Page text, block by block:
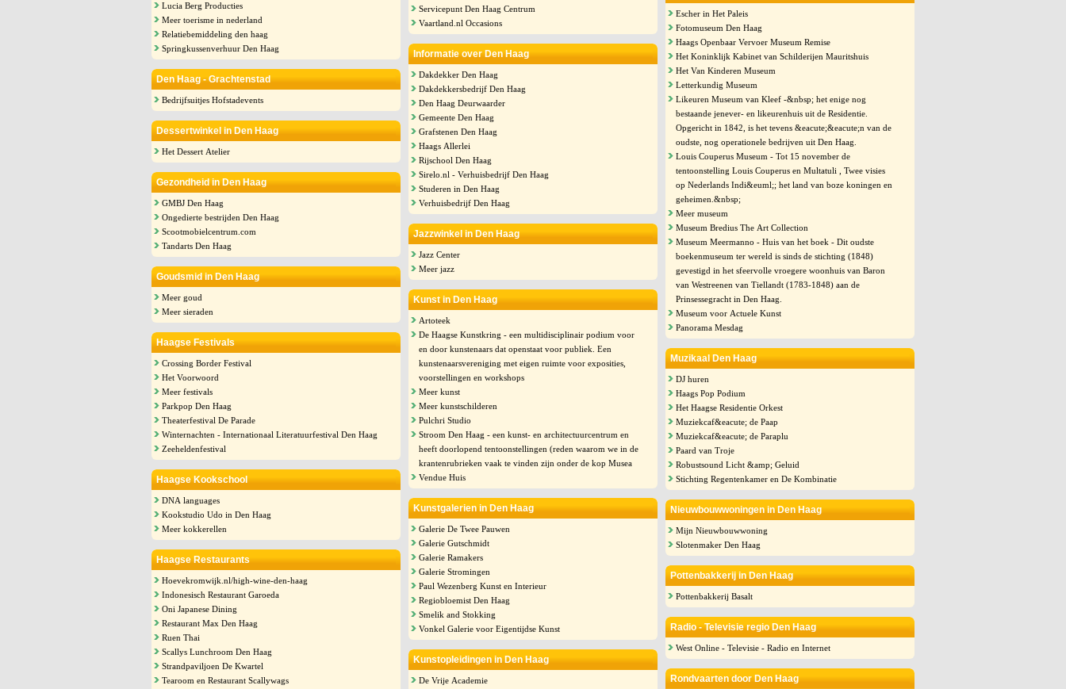
Lucia Berg Producties
Meer toerisme in nederland
Relatiebemiddeling den haag
Springkussenverhuur Den Haag
Den Haag - Grachtenstad
Bedrijfsuitjes Hofstadevents
Dessertwinkel in Den Haag
Het Dessert Atelier
Gezondheid in Den Haag
GMBJ Den Haag
Ongedierte bestrijden Den Haag
Scootmobielcentrum.com
Tandarts Den Haag
Goudsmid in Den Haag
Meer goud
Meer sieraden
Haagse Festivals
Crossing Border Festival
Het Voorwoord
Meer festivals
Parkpop Den Haag
Theaterfestival De Parade
Winternachten - Internationaal Literatuurfestival Den Haag
Zeeheldenfestival
Haagse Kookschool
DNA languages
Kookstudio Udo in Den Haag
Meer kokkerellen
Haagse Restaurants
Hoevekromwijk.nl/high-wine-den-haag
Indonesisch Restaurant Garoeda
Oni Japanese Dining
Restaurant Max Den Haag
Ruen Thai
Scallys Lunchroom Den Haag
Strandpaviljoen De Kwartel
Tearoom en Restaurant Scallywags
Servicepunt Den Haag Centrum
Vaartland.nl Occasions
Informatie over Den Haag
Dakdekker Den Haag
Dakdekkersbedrijf Den Haag
Den Haag Deurwaarder
Gemeente Den Haag
Grafstenen Den Haag
Haags Allerlei
Rijschool Den Haag
Sirelo.nl - Verhuisbedrijf Den Haag
Studeren in Den Haag
Verhuisbedrijf Den Haag
Jazzwinkel in Den Haag
Jazz Center
Meer jazz
Kunst in Den Haag
Artoteek
De Haagse Kunstkring - een multidisciplinair podium voor
en door kunstenaars dat openstaat voor publiek. Een
kunstenaarsvereniging met eigen ruimte voor exposities,
voorstellingen en workshops
Meer kunst
Meer kunstschilderen
Pulchri Studio
Stroom Den Haag - een kunst- en architectuurcentrum en
heeft doorlopend tentoonstellingen (reden waarom we in de
krantenrubrieken vaak te vinden zijn onder de kop Musea
Vendue Huis
Kunstgalerien in Den Haag
Galerie De Twee Pauwen
Galerie Gutschmidt
Galerie Ramakers
Galerie Stromingen
Paul Wezenberg Kunst en Interieur
Regiobloemist Den Haag
Smelik and Stokking
Vonkel Galerie voor Eigentijdse Kunst
Kunstopleidingen in Den Haag
De Vrije Academie
Escher in Het Paleis
Fotomuseum Den Haag
Haags Openbaar Vervoer Museum Remise
Het Koninklijk Kabinet van Schilderijen Mauritshuis
Het Van Kinderen Museum
Letterkundig Museum
Likeuren Museum van Kleef -&nbsp; het enige nog
bestaande jenever- en likeurenhuis uit de Residentie.
Opgericht in 1842, is het tevens &eacute;&eacute;n van de
oudste, nog operationele bedrijven uit Den Haag.
Louis Couperus Museum - Tot 15 november de
tentoonstelling Louis Couperus en Multatuli , Twee visies
op Nederlands Indi&euml;; het land van boze koningen en
geheimen.&nbsp;
Meer museum
Museum Bredius The Art Collection
Museum Meermanno - Huis van het boek - Dit oudste
boekenmuseum ter wereld is sinds de stichting (1848)
gevestigd in het sfeervolle vroegere woonhuis van Baron
van Westreenen van Tiellandt (1783-1848) aan de
Prinsessegracht in Den Haag.
Museum voor Actuele Kunst
Panorama Mesdag
Muzikaal Den Haag
DJ huren
Haags Pop Podium
Het Haagse Residentie Orkest
Muziekcaf&eacute; de Paap
Muziekcaf&eacute; de Paraplu
Paard van Troje
Robustsound Licht &amp; Geluid
Stichting Regentenkamer en De Kombinatie
Nieuwbouwwoningen in Den Haag
Mijn Nieuwbouwwoning
Slotenmaker Den Haag
Pottenbakkerij in Den Haag
Pottenbakkerij Basalt
Radio - Televisie regio Den Haag
West Online - Televisie - Radio en Internet
Rondvaarten door Den Haag